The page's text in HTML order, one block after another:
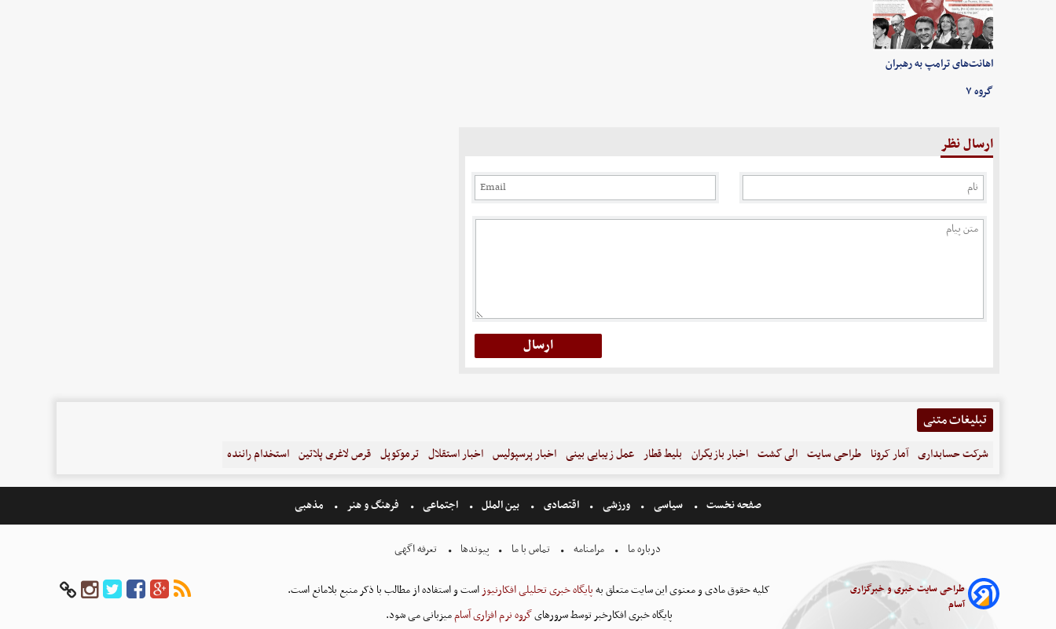
اهانت‌های ترامپ به رهبران
گروه ۷
ارسال نظر
تبلیغات متنی
شرکت حسابداری آمار کرونا طراحی سایت الی گشت اخبار بازیگران بلیط قطار عمل زیبایی بینی اخبار پرسپولیس اخبار استقلال ترموکوپل قرص لاغری پلاتین استخدام راننده
صفحه نخست سیاسی ورزشی اقتصادی بین الملل اجتماعی فرهنگ و هنر مذهبی
درباره ما مرامنامه تماس با ما پیوندها تعرفه اگهی
طراحی سایت خبری و خبرگزاری
آسام
کلیه حقوق مادی و معنوی این سایت متعلق بهپایگاه خبری تحلیلی افکارنیوزاست و استفاده از مطالب با ذکر منبع بلامانع است.
پایگاه خبری افکارخبر توسط سرورهایگروه نرم افزاری آساممیزبانی می شود.